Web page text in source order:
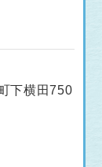
下横田750